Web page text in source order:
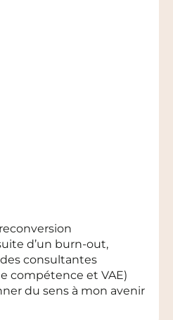
d’un burn-out,
consultantes
compétence et VAE)
du sens à mon avenir